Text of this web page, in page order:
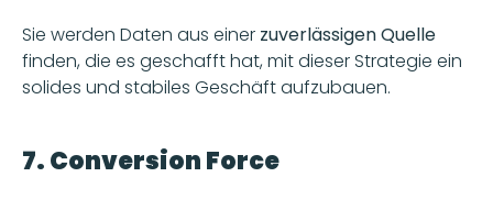
Sie werden Daten aus einer zuverlässigen Quelle
finden, die es geschafft hat, mit dieser Strategie ein
solides und stabiles Geschäft aufzubauen.
7. Conversion Force